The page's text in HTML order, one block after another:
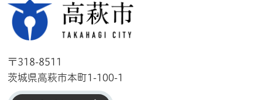
〒318-8511
茨城県高萩市本町1-100-1